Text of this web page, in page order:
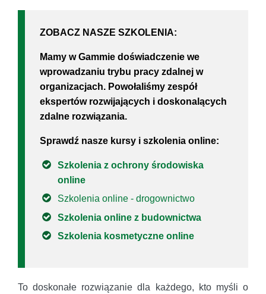
ZOBACZ NASZE SZKOLENIA:
Mamy w Gammie doświadczenie we
wprowadzaniu trybu pracy zdalnej w
organizacjach. Powołaliśmy zespół
ekspertów rozwijających i doskonalących
zdalne rozwiązania.
Sprawdź nasze kursy i szkolenia online:
Szkolenia z ochrony środowiska
online
Szkolenia online - drogownictwo
Szkolenia online z budownictwa
Szkolenia kosmetyczne online
To doskonałe rozwiązanie dla każdego, kto myśli o